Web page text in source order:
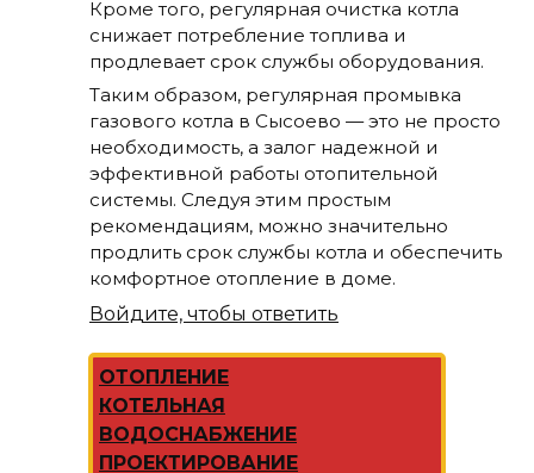
Кроме того, регулярная очистка котла
снижает потребление топлива и
продлевает срок службы оборудования.
Таким образом, регулярная промывка
газового котла в Сысоево — это не просто
необходимость, а залог надежной и
эффективной работы отопительной
системы. Следуя этим простым
рекомендациям, можно значительно
продлить срок службы котла и обеспечить
комфортное отопление в доме.
Войдите, чтобы ответить
ОТОПЛЕНИЕ
КОТЕЛЬНАЯ
ВОДОСНАБЖЕНИЕ
ПРОЕКТИРОВАНИЕ